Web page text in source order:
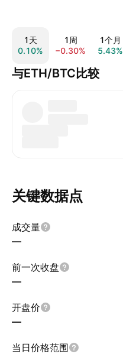
1天
0.10%
1周
−0.30%
1个月
5.43%
与ETH/BTC比较
关键数据点
成交量
—
前一次收盘
—
开盘价
—
当日价格范围